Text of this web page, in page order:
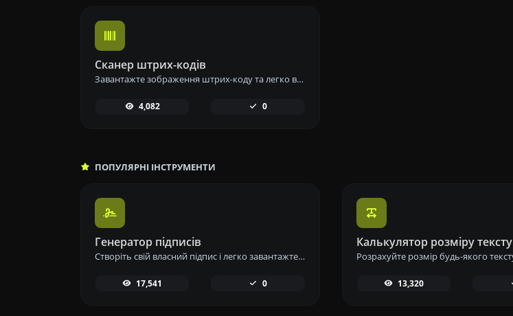
Сканер штрих-кодів
Завантажте зображення штрих-коду та легко витягніть вбудовані дані за допомогою нашого інструменту зчитування штрих-кодів для швидкого отримання інформації.
4,082 0
ПОПУЛЯРНІ ІНСТРУМЕНТИ
Генератор підписів
Створіть свій власний підпис і легко завантажте його за допомогою нашого інструменту генератора підписів для персоналізованих електронних підписів.
17,541 0
Калькулятор розміру тексту
13,320